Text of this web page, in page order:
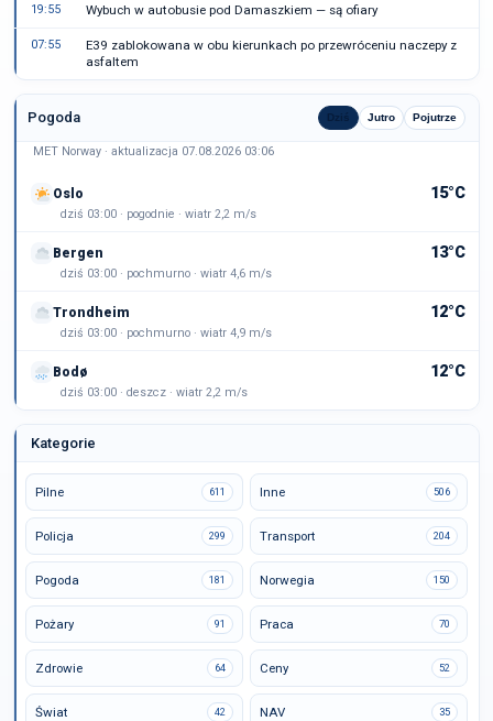
19:55 Wybuch w autobusie pod Damaszkiem — są ofiary
07:55
E39 zablokowana w obu kierunkach po przewróceniu naczepy z
asfaltem
Pogoda Dziś Jutro Pojutrze
MET Norway · aktualizacja 07.08.2026 03:06
Oslo 15°C
dziś 03:00 · pogodnie · wiatr 2,2 m/s
Bergen 13°C
dziś 03:00 · pochmurno · wiatr 4,6 m/s
Trondheim 12°C
dziś 03:00 · pochmurno · wiatr 4,9 m/s
Bodø 12°C
dziś 03:00 · deszcz · wiatr 2,2 m/s
Kategorie
Pilne 611 Inne 506
Policja 299 Transport 204
Pogoda 181 Norwegia 150
Pożary 91 Praca 70
Zdrowie 64 Ceny 52
Świat 42 NAV 35